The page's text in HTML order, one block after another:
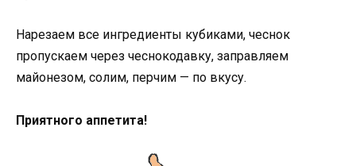
Нарезаем все ингредиенты кубиками, чеснок
пропускаем через чеснокодавку, заправляем
майонезом, солим, перчим — по вкусу.
Приятного аппетита!